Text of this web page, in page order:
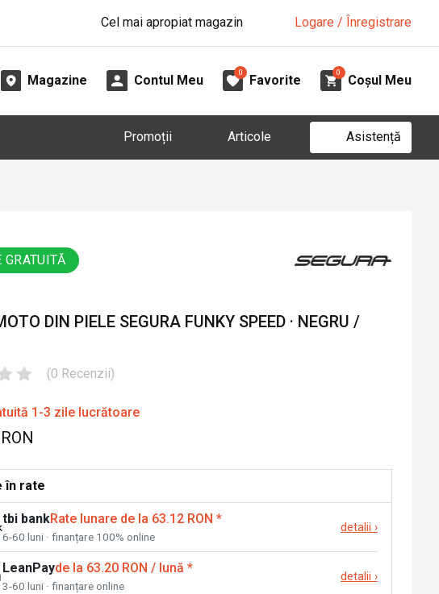
Cel mai apropiat magazin Logare / Înregistrare
Magazine Contul Meu
0
Favorite
0
Coșul Meu
Promoții Articole Asistență
GRATUITĂ
DIN PIELE SEGURA FUNKY SPEED · NEGRU /
(0 Recenzii)
1-3 zile lucrătoare
în rate
tbi bankRate lunare de la 63.12 RON *
6-60 luni · finanțare 100% online
detalii ›
LeanPayde la 63.20 RON / lună *
3-60 luni · finanțare online
detalii ›